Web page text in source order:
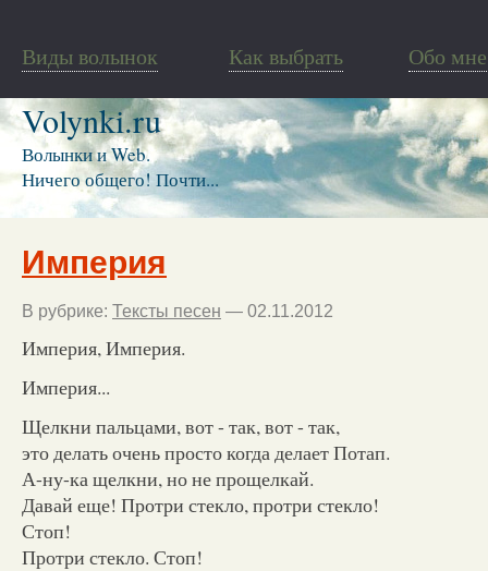
Виды волынок Как выбрать Обо мне
Volynki.ru
Волынки и Web.
Ничего общего! Почти...
Империя
В рубрике: Тексты песен — 02.11.2012
Империя, Империя.
Империя...
Щелкни пальцами, вот - так, вот - так,
это делать очень просто когда делает Потап.
А-ну-ка щелкни, но не прощелкай.
Давай еще! Протри стекло, протри стекло!
Стоп!
Протри стекло. Стоп!